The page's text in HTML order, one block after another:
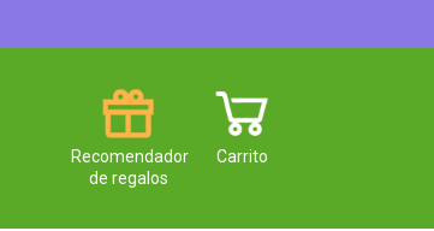
Carrito
Recomendador
de regalos